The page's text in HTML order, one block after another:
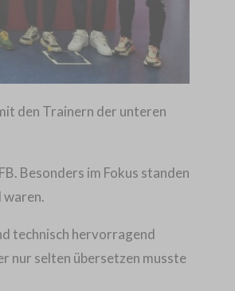
den Trainern der unteren
Besonders im Fokus standen
waren.
technisch hervorragend
nur selten übersetzen musste